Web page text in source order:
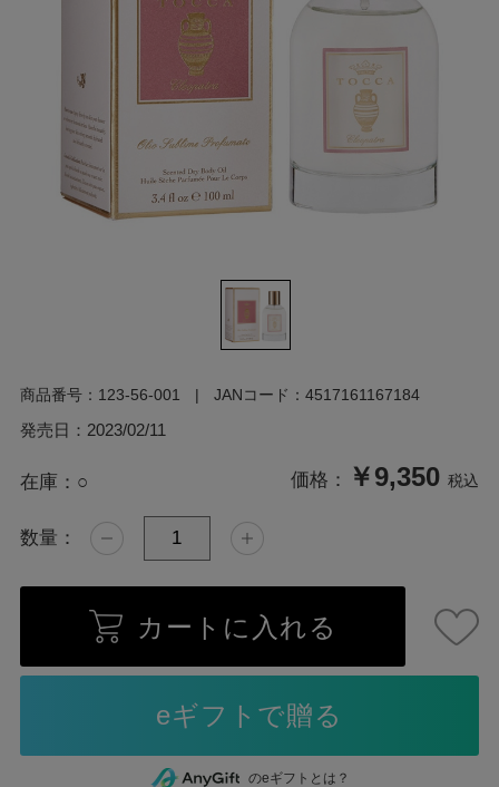
発売日： 2023/02/11
商品番号： 123-56-001 JANコード： 4517161167184
在庫： ○ 価格： ￥9,350 税込
数量：
カートに入れる
のeギフトとは？